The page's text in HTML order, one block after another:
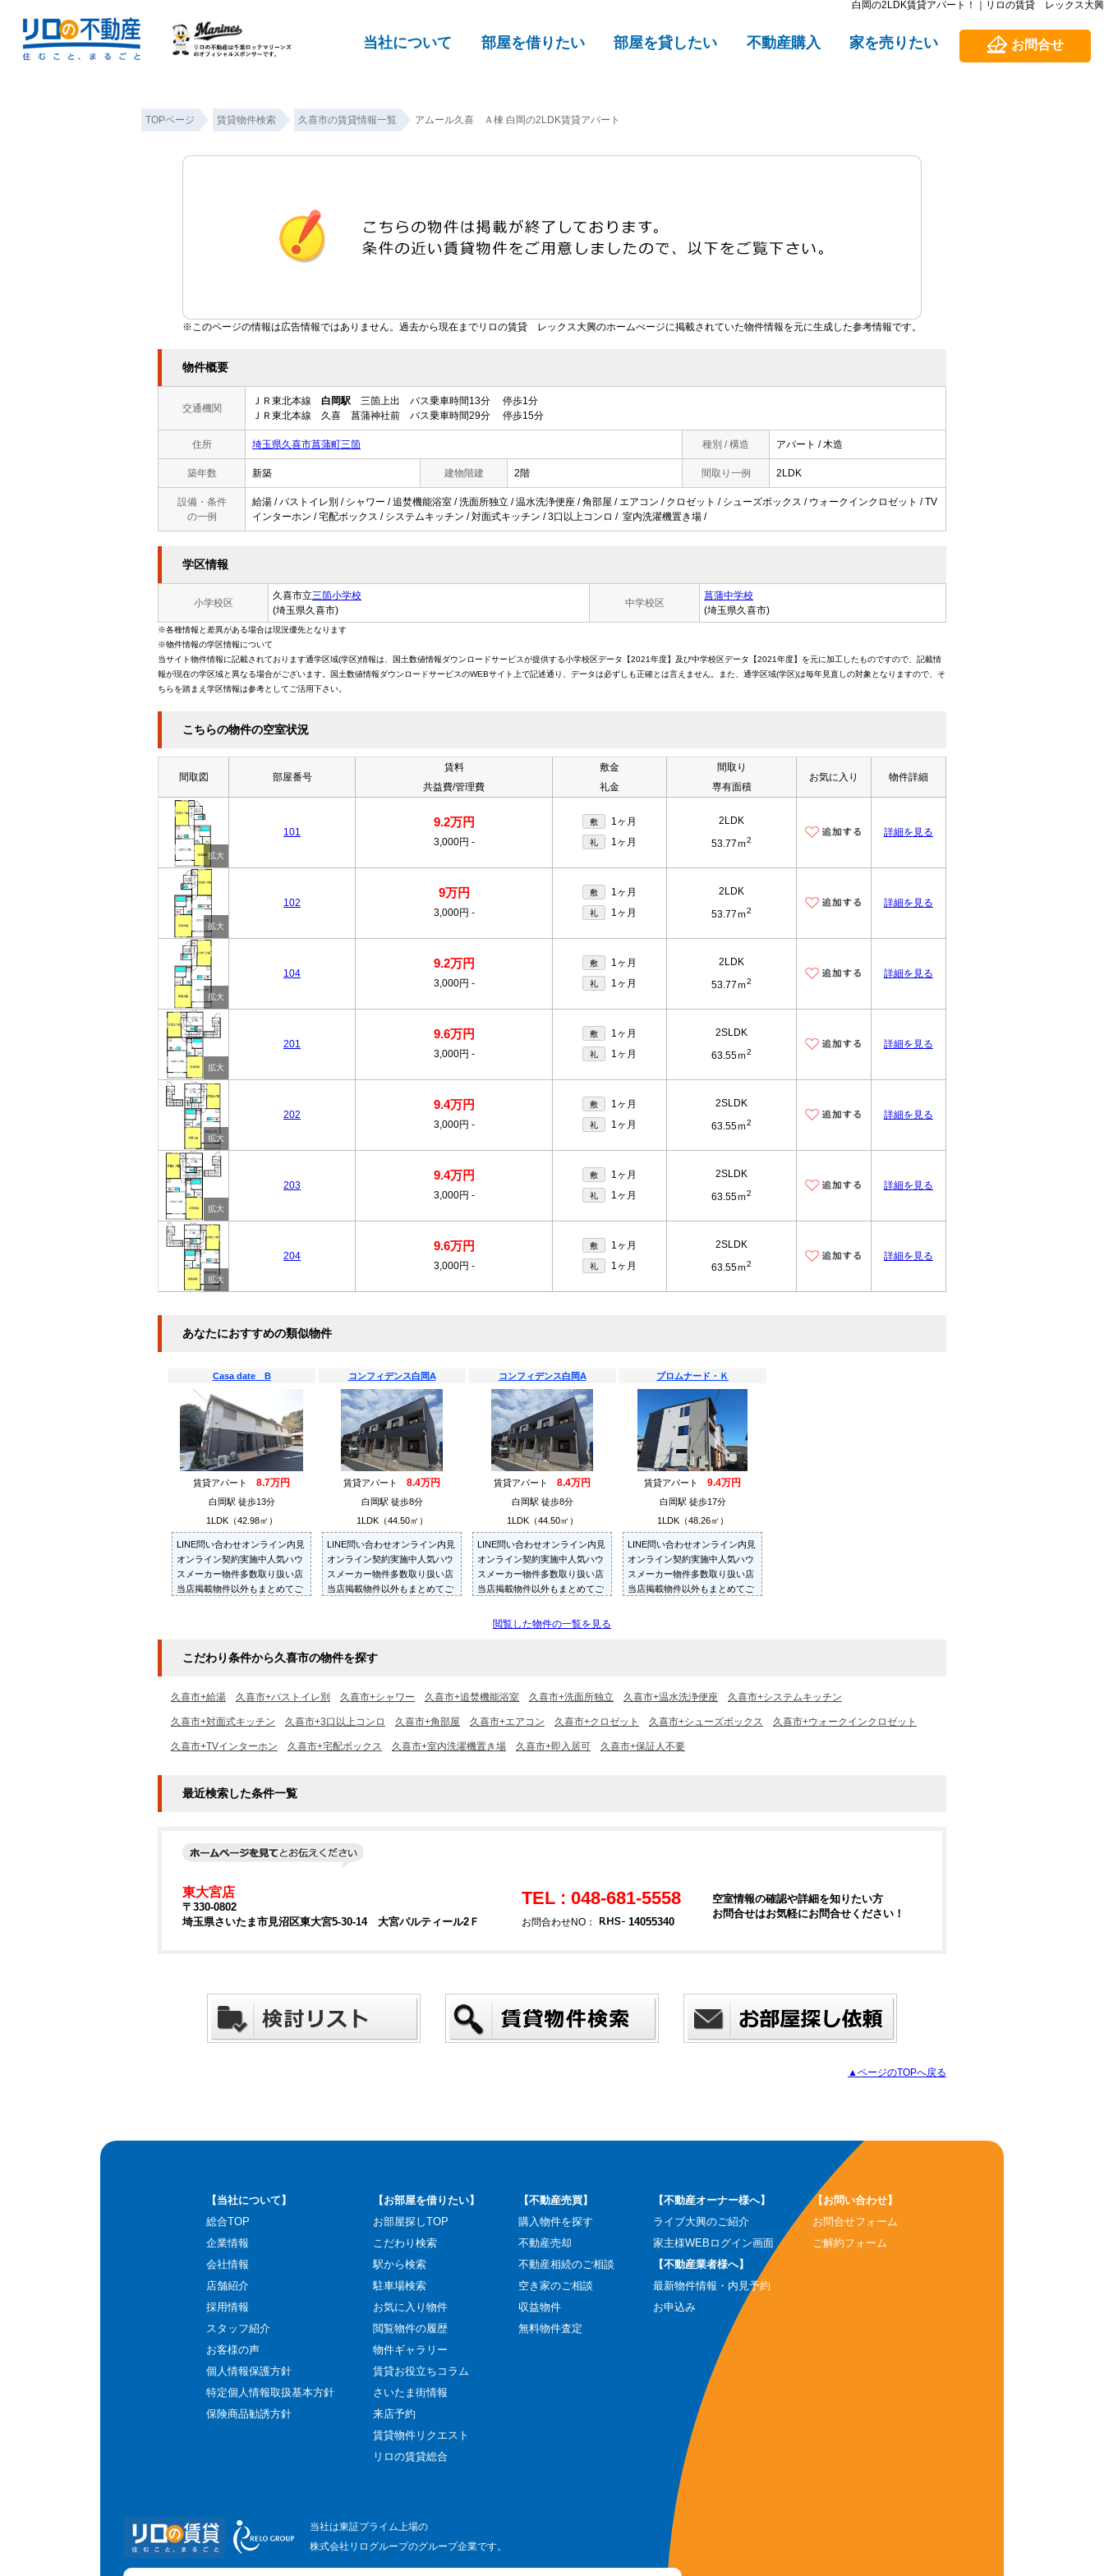
白岡の2LDK賃貸アパート！｜リロの賃貸 レックス大興
当社について 部屋を借りたい 部屋を貸したい 不動産購入 家を売りたい お問合せ
TOPページ 賃貸物件検索 久喜市の賃貸情報一覧 アムール久喜 Ａ棟 白岡の2LDK賃貸アパート
※このページの情報は広告情報ではありません。過去から現在までリロの賃貸 レックス大興のホームぺージに掲載されていた物件情報を元に生成した参考情報です。
物件概要
交通機関
ＪＲ東北本線 白岡駅 三箇上出 バス乗車時間13分 停歩1分
ＪＲ東北本線 久喜 菖蒲神社前 バス乗車時間29分 停歩15分
住所 埼玉県久喜市菖蒲町三箇 種別 / 構造 アパート / 木造
築年数 新築 建物階建 2階 間取り一例 2LDK
設備・条件
の一例
給湯 / バストイレ別 / シャワー / 追焚機能浴室 / 洗面所独立 / 温水洗浄便座 / 角部屋 / エアコン / クロゼット / シューズボックス / ウォークインクロゼット / TV
インターホン / 宅配ボックス / システムキッチン / 対面式キッチン / 3口以上コンロ / 室内洗濯機置き場 /
学区情報
小学校区
久喜市立三箇小学校
(埼玉県久喜市)
中学校区
菖蒲中学校
(埼玉県久喜市)
※各種情報と差異がある場合は現況優先となります
※物件情報の学区情報について
当サイト物件情報に記載されております通学区域(学区)情報は、国土数値情報ダウンロードサービスが提供する小学校区データ【2021年度】及び中学校区データ【2021年度】を元に加工したものですので、記載情
報が現在の学区域と異なる場合がございます。国土数値情報ダウンロードサービスのWEBサイト上で記述通り、データは必ずしも正確とは言えません。また、通学区域(学区)は毎年見直しの対象となりますので、そ
ちらを踏まえ学区情報は参考としてご活用下さい。
こちらの物件の空室状況
間取図 部屋番号
賃料
共益費/管理費
敷金
礼金
間取り
専有面積
お気に入り 物件詳細
101
9.2万円
3,000円 -
敷 1ヶ月
礼 1ヶ月
2LDK
53.77ｍ2
詳細を見る
102
9万円
3,000円 -
敷 1ヶ月
礼 1ヶ月
2LDK
53.77ｍ2
詳細を見る
104
9.2万円
3,000円 -
敷 1ヶ月
礼 1ヶ月
2LDK
53.77ｍ2
詳細を見る
201
9.6万円
3,000円 -
敷 1ヶ月
礼 1ヶ月
2SLDK
63.55ｍ2
詳細を見る
202
9.4万円
3,000円 -
敷 1ヶ月
礼 1ヶ月
2SLDK
63.55ｍ2
詳細を見る
203
9.4万円
3,000円 -
敷 1ヶ月
礼 1ヶ月
2SLDK
63.55ｍ2
詳細を見る
204
9.6万円
3,000円 -
敷 1ヶ月
礼 1ヶ月
2SLDK
63.55ｍ2
詳細を見る
あなたにおすすめの類似物件
Casa date B
賃貸アパート 8.7万円
白岡駅 徒歩13分
1LDK（42.98㎡）
LINE問い合わせオンライン内見
オンライン契約実施中人気ハウ
スメーカー物件多数取り扱い店
当店掲載物件以外もまとめてご
コンフィデンス白岡A
賃貸アパート 8.4万円
白岡駅 徒歩8分
1LDK（44.50㎡）
LINE問い合わせオンライン内見
オンライン契約実施中人気ハウ
スメーカー物件多数取り扱い店
当店掲載物件以外もまとめてご
コンフィデンス白岡A
賃貸アパート 8.4万円
白岡駅 徒歩8分
1LDK（44.50㎡）
LINE問い合わせオンライン内見
オンライン契約実施中人気ハウ
スメーカー物件多数取り扱い店
当店掲載物件以外もまとめてご
お部屋を多数ご紹介させていた
プロムナード・Ｋ
賃貸アパート 9.4万円
白岡駅 徒歩17分
1LDK（48.26㎡）
LINE問い合わせオンライン内見
オンライン契約実施中人気ハウ
スメーカー物件多数取り扱い店
当店掲載物件以外もまとめてご
閲覧した物件の一覧を見る
こだわり条件から久喜市の物件を探す
久喜市+給湯 久喜市+バストイレ別 久喜市+シャワー 久喜市+追焚機能浴室 久喜市+洗面所独立 久喜市+温水洗浄便座 久喜市+システムキッチン
久喜市+対面式キッチン 久喜市+3口以上コンロ 久喜市+角部屋 久喜市+エアコン 久喜市+クロゼット 久喜市+シューズボックス 久喜市+ウォークインクロゼット
久喜市+TVインターホン 久喜市+宅配ボックス 久喜市+室内洗濯機置き場 久喜市+即入居可 久喜市+保証人不要
最近検索した条件一覧
東大宮店
〒330-0802
埼玉県さいたま市見沼区東大宮5-30-14 大宮パルティール2Ｆ
TEL : 048-681-5558
お問合わせNO： 14055340
空室情報の確認や詳細を知りたい方
お問合せはお気軽にお問合せください！
▲ページのTOPへ戻る
【当社について】
総合TOP
企業情報
会社情報
店舗紹介
採用情報
スタッフ紹介
お客様の声
個人情報保護方針
特定個人情報取扱基本方針
保険商品勧誘方針
【お部屋を借りたい】
お部屋探しTOP
こだわり検索
駅から検索
駐車場検索
お気に入り物件
閲覧物件の履歴
物件ギャラリー
賃貸お役立ちコラム
さいたま街情報
来店予約
賃貸物件リクエスト
リロの賃貸総合
【不動産売買】
購入物件を探す
不動産売却
不動産相続のご相談
空き家のご相談
収益物件
無料物件査定
【不動産オーナー様へ】
ライブ大興のご紹介
家主様WEBログイン画面
【不動産業者様へ】
最新物件情報・内見予約
お申込み
【お問い合わせ】
お問合せフォーム
ご解約フォーム
当社は東証プライム上場の
株式会社リログループのグループ企業です。